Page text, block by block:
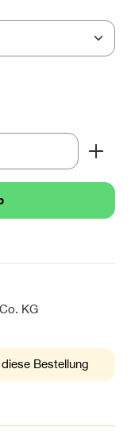
Wert ein
KG
Bestellung